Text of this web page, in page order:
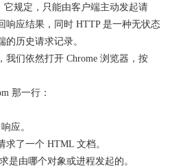
规定，只能由客户端主动发起请
响应结果，同时 HTTP 是一种无状态
历史请求记录。
我们依然打开 Chrome 浏览器，按
那一行：
应。
求了一个 HTML 文档。
是由哪个对象或进程发起的。